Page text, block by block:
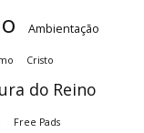
Ambientação
Cristo
do Reino
Free Pads